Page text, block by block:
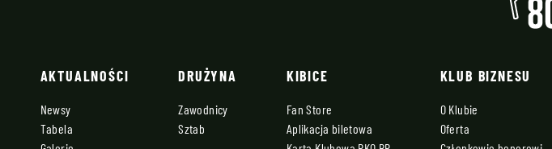
AKTUALNOŚCI
Newsy
Tabela
DRUŻYNA
Zawodnicy
Sztab
KIBICE
Fan Store
Aplikacja biletowa
KLUB BIZNESU
O Klubie
Oferta